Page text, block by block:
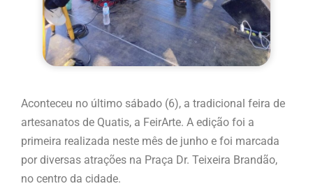
Aconteceu no último sábado (6), a tradicional feira de
artesanatos de Quatis, a FeirArte. A edição foi a
primeira realizada neste mês de junho e foi marcada
por diversas atrações na Praça Dr. Teixeira Brandão,
no centro da cidade.